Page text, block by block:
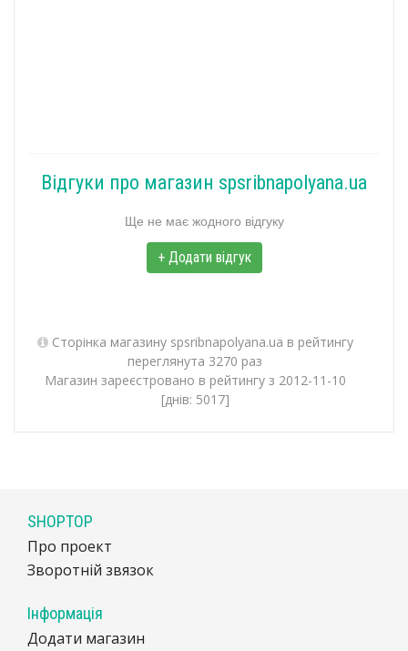
Відгуки про магазин spsribnapolyana.ua
Ще не має жодного відгуку
+ Додати відгук
Сторінка магазину spsribnapolyana.ua в рейтингу
переглянута 3270 раз
Магазин зареєстровано в рейтингу з 2012-11-10
[днів: 5017]
SHOPTOP
Про проект
Зворотній звязок
Інформація
Додати магазин